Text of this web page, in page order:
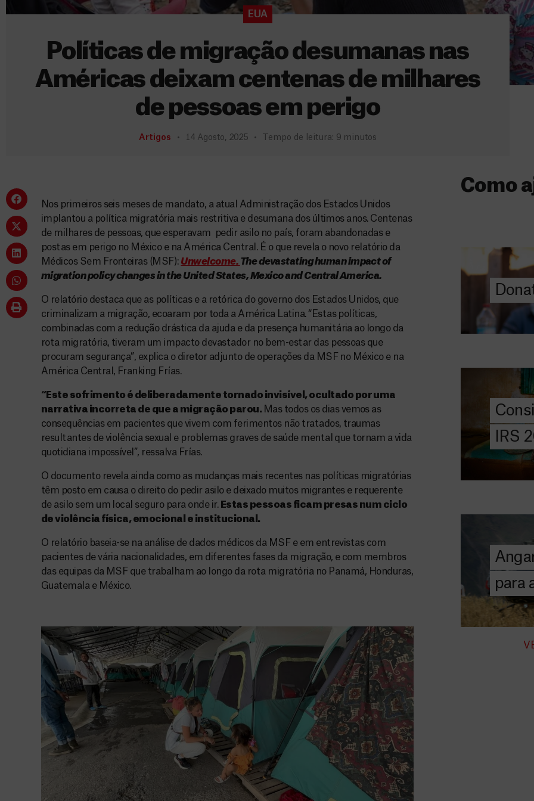
EUA
Políticas de migração desumanas nas
Américas deixam centenas de milhares
de pessoas em perigo
Artigos 14 Agosto, 2025 Tempo de leitura: 9 minutos
Nos primeiros seis meses de mandato, a atual Administração dos Estados Unidos
implantou a política migratória mais restritiva e desumana dos últimos anos. Centenas
de milhares de pessoas, que esperavam pedir asilo no país, foram abandonadas e
postas em perigo no México e na América Central. É o que revela o novo relatório da
Médicos Sem Fronteiras (MSF): Unwelcome. The devastating human impact of
migration policy changes in the United States, Mexico and Central America.
O relatório destaca que as políticas e a retórica do governo dos Estados Unidos, que
criminalizam a migração, ecoaram por toda a América Latina. “Estas políticas,
combinadas com a redução drástica da ajuda e da presença humanitária ao longo da
rota migratória, tiveram um impacto devastador no bem-estar das pessoas que
procuram segurança”, explica o diretor adjunto de operações da MSF no México e na
América Central, Franking Frías.
“Este sofrimento é deliberadamente tornado invisível, ocultado por uma
narrativa incorreta de que a migração parou. Mas todos os dias vemos as
consequências em pacientes que vivem com ferimentos não tratados, traumas
resultantes de violência sexual e problemas graves de saúde mental que tornam a vida
quotidiana impossível”, ressalva Frías.
O documento revela ainda como as mudanças mais recentes nas políticas migratórias
têm posto em causa o direito do pedir asilo e deixado muitos migrantes e requerente
de asilo sem um local seguro para onde ir. Estas pessoas ficam presas num ciclo
de violência física, emocional e institucional.
O relatório baseia-se na análise de dados médicos da MSF e em entrevistas com
pacientes de vária nacionalidades, em diferentes fases da migração, e com membros
das equipas da MSF que trabalham ao longo da rota migratória no Panamá, Honduras,
Guatemala e México.
Como
ajuda-nos a
a quem mais
DOE
AGORA
IRS
Saiba tudo
IRS: o que é,
preencher, e
MSF com o
DOE
AGORA
para
Angarie
A MSF
chegar
humanitária
DOE
AGORA